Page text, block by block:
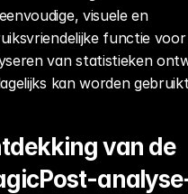
visuele en
functie
van statistieken
kan worden
van de